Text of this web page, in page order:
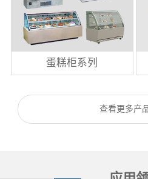
蛋糕柜系列
查看更多产